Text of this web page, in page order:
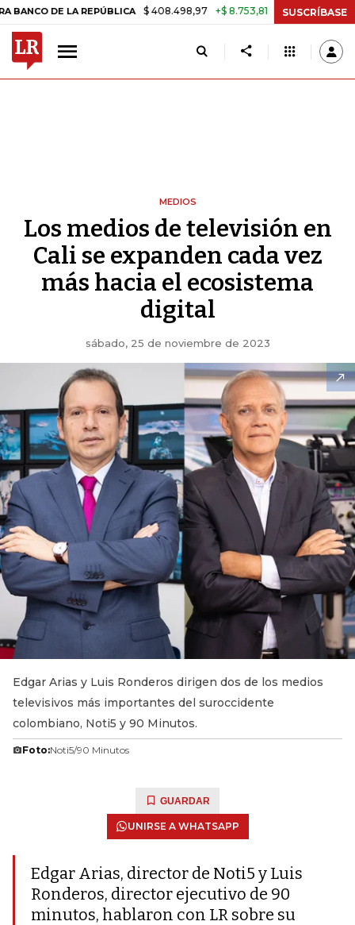
LA REPÚBLICA $ 408.498,97 +$ 8.753,81 +2,19% TASA DE
SUSCRÍBASE
MEDIOS
Los medios de televisión en
Cali se expanden cada vez
más hacia el ecosistema
digital
sábado, 25 de noviembre de 2023
Edgar Arias y Luis Ronderos dirigen dos de los medios
televisivos más importantes del suroccidente
colombiano, Noti5 y 90 Minutos.
Foto:Noti5/90 Minutos
GUARDAR
UNIRSE A WHATSAPP
Edgar Arias, director de Noti5 y Luis
Ronderos, director ejecutivo de 90
minutos, hablaron con LR sobre su